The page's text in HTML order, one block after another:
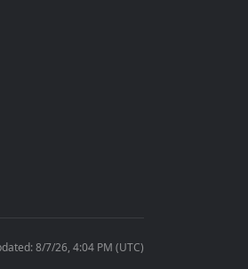
8/7/26, 4:04 PM (UTC)